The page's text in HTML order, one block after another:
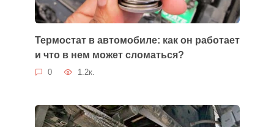
Термостат в автомобиле: как он работает
и что в нем может сломаться?
0 1.2к.